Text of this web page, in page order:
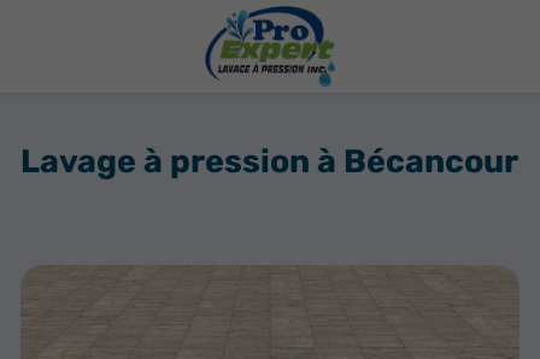
Lavage à pression à Bécancour